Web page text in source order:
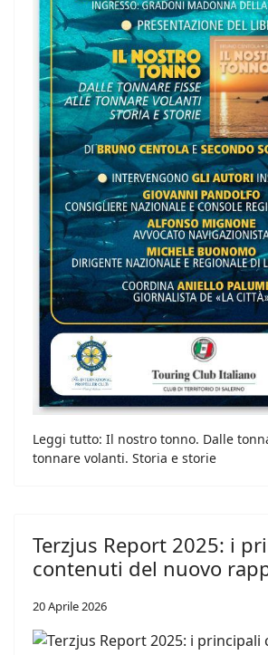
Leggi tutto: Il nostro tonno. Dalle
tonnare volanti. Storia e storie
Terzjus Report 2025: i
contenuti del nuovo
20 Aprile 2026